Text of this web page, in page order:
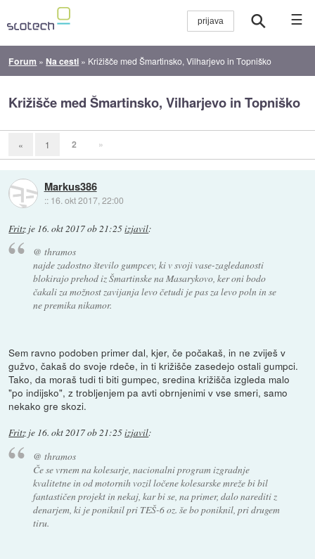
☰
Forum » Na cesti » Križišče med Šmartinsko, Vilharjevo in Topniško
Križišče med Šmartinsko, Vilharjevo in Topniško
« 1 2 »
Markus386
:: 16. okt 2017, 22:00
Fritz je 16. okt 2017 ob 21:25izjavil:
@ thramos
najde zadostno število gumpcev, ki v svoji vase-zagledanosti
blokirajo prehod iz Šmartinske na Masarykovo, ker oni bodo
čakali za možnost zavijanja levo četudi je pas za levo poln in se
ne premika nikamor.
Sem ravno podoben primer dal, kjer, če počakaš, in ne zviješ v
gužvo, čakaš do svoje rdeče, in ti križišče zasedejo ostali gumpci.
Tako, da moraš tudi ti biti gumpec, sredina križišča izgleda malo
"po indijsko", z trobljenjem pa avti obrnjenimi v vse smeri, samo
nekako gre skozi.
Fritz je 16. okt 2017 ob 21:25izjavil:
@ thramos
Če se vrnem na kolesarje, nacionalni program izgradnje
kvalitetne in od motornih vozil ločene kolesarske mreže bi bil
fantastičen projekt in nekaj, kar bi se, na primer, dalo narediti z
denarjem, ki je poniknil pri TEŠ-6 oz. še bo poniknil, pri drugem
tiru.